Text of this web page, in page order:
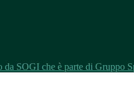
da SOGI che è parte di Gruppo